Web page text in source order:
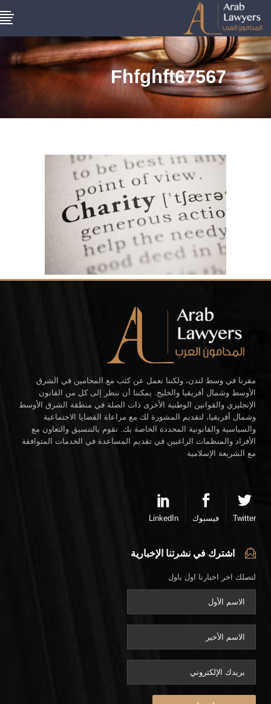
Fhfghft67567
مقرنا في وسط لندن، ولكننا نعمل عن كثب مع المحامين في الشرق
الأوسط وشمال أفريقيا والخليج. يمكننا أن ننظر إلى كل من القانون
الإنجليزي والقوانين الوطنية الأخرى ذات الصلة في منطقة الشرق الأوسط
وشمال أفريقيا، لتقديم المشورة لك مع مراعاة القضايا الاجتماعية
والسياسية والقانونية المحددة الخاصة بك. نقوم بالتنسيق والتعاون مع
الأفراد والمنظمات الراغبين في تقديم المساعدة في الخدمات المتوافقة
مع الشريعة الإسلامية
Twitter فيسبوك LinkedIn
اشترك في نشرتنا الإخبارية
لتصلك اخر اخبارنا اول باول